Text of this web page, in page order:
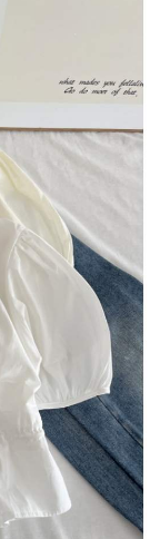
意方可使用
本公司不負相關責
戶狀況，依本公司即
本公司將視審查結果
現惡意使用之情形，
取法律行動。